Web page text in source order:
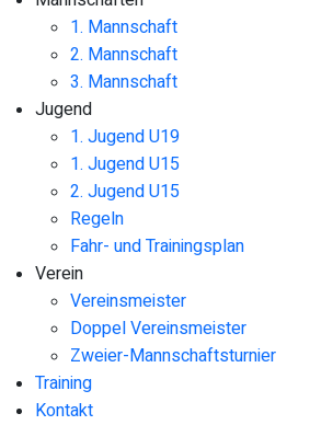
1. Mannschaft
2. Mannschaft
3. Mannschaft
Jugend
1. Jugend U19
1. Jugend U15
2. Jugend U15
Regeln
Fahr- und Trainingsplan
Verein
Vereinsmeister
Doppel Vereinsmeister
Zweier-Mannschaftsturnier
Training
Kontakt